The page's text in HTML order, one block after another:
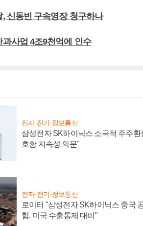
신동빈 구속영장 청구하나
사업 4조9천억에 인수
전자·전기·정보통신
삼성전자 SK하이닉스 소극적 주주환
호황 지속성 의문"
전자·전기·정보통신
로이터 "삼성전자 SK하이닉스 중국
험, 미국 수출통제 대비"